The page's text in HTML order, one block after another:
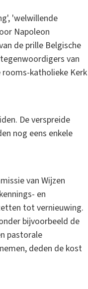
'welwillende
Napoleon
de prille Belgische
van
katholieke Kerk
De verspreide
nog eens enkele
van Wijzen
en
tot vernieuwing.
bijvoorbeeld de
pastorale
deden de kost